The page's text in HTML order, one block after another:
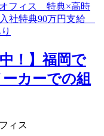
！】福岡で
カーでの組
ィス